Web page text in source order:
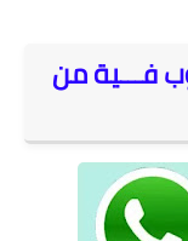
فـــية من